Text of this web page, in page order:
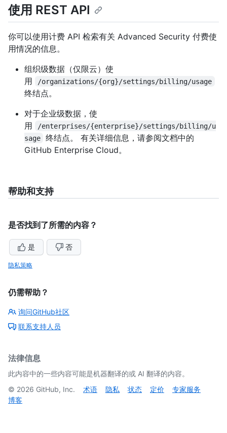
使用 REST API
你可以使用计费 API 检索有关 Advanced Security 付费使
用情况的信息。
组织级数据（仅限云）使
用
/organizations/{org}/settings/billing/usage
终结点。
对于企业级数据，使
用
/enterprises/{enterprise}/settings/billing/u
sage
终结点。 有关详细信息，请参阅文档中的
GitHub Enterprise Cloud。
帮助和支持
是否找到了所需的内容？
是 否
隐私策略
仍需帮助？
询问GitHub社区
联系支持人员
法律信息
此内容中的一些内容可能是机器翻译的或 AI 翻译的内容。
© 2026 GitHub, Inc. 术语 隐私 状态 定价
专家服务
博客